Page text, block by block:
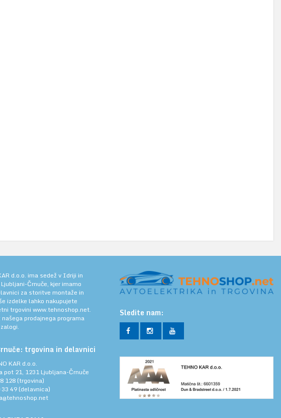
d.o.o. ima sedež v Idriji in
Črnuče, kjer imamo
za storitve montaže in
izdelke lahko nakupujete
trgovini www.tehnoshop.net.
prodajnega programa
trgovina in delavnici
KAR d.o.o.
pot 21, 1231 Ljubljana-Črnuče
128 (trgovina)
33 49 (delavnica)
Sledite nam: